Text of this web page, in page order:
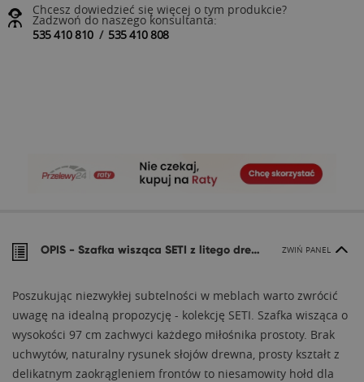
Chcesz dowiedzieć się więcej o tym produkcie?
Zadzwoń do naszego konsultanta:
535 410 810/ 535 410 808
OPIS - Szafka wisząca SETI z litego drewna ZWIŃ PANEL
Poszukując niezwykłej subtelności w meblach warto zwrócić
uwagę na idealną propozycję - kolekcję SETI. Szafka wisząca o
wysokości 97 cm zachwyci każdego miłośnika prostoty. Brak
uchwytów, naturalny rysunek słojów drewna, prosty kształt z
delikatnym zaokrągleniem frontów to niesamowity hołd dla